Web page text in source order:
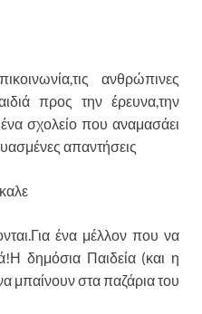
ανθρώπινες
προς την έρευνα,την
σχολείο που αναμασάει
απαντήσεις
ένα μέλλον που να
δημόσια Παιδεία (και η
μπαίνουν στα παζάρια του